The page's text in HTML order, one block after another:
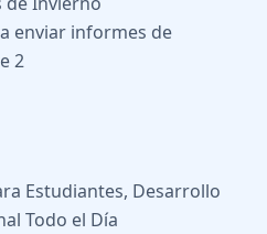
enviar informes de
2
Estudiantes, Desarrollo
Todo el Día